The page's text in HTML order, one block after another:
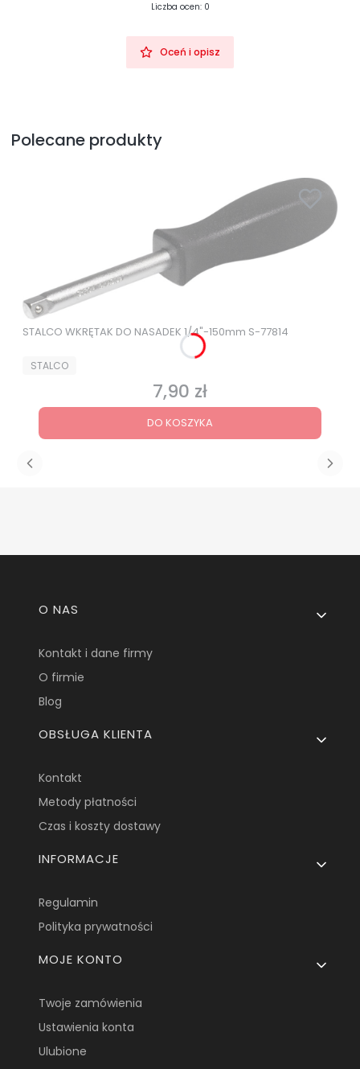
Liczba ocen: 0
Oceń i opisz
Polecane produkty
STALCO WKRĘTAK DO NASADEK 1/4"-150mm S-77814
PRODUCENT
STALCO
Cena
7,90 zł
DO KOSZYKA
Linki w stopce
O NAS
Kontakt i dane firmy
O firmie
Blog
OBSŁUGA KLIENTA
Kontakt
Metody płatności
Czas i koszty dostawy
INFORMACJE
Regulamin
Polityka prywatności
MOJE KONTO
Twoje zamówienia
Ustawienia konta
Ulubione